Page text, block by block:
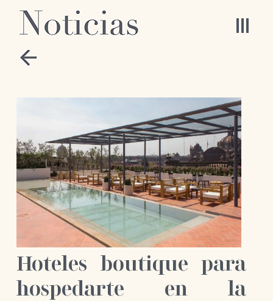
Hoteles boutique para
hospedarte en la